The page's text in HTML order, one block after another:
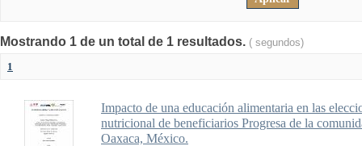
Mostrando 1 de un total de 1 resultados. ( segundos)
1
Impacto de una educación alimentaria en las
nutricional de beneficiarios Progresa de la
Oaxaca, México.